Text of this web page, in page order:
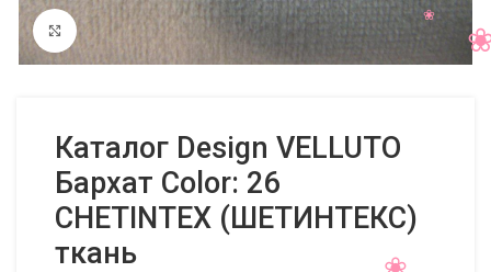
Нажмите, чтобы увеличить
Каталог Design VELLUTO
Бархат Color: 26
CHETINTEX (ШЕТИНТЕКС)
ткань